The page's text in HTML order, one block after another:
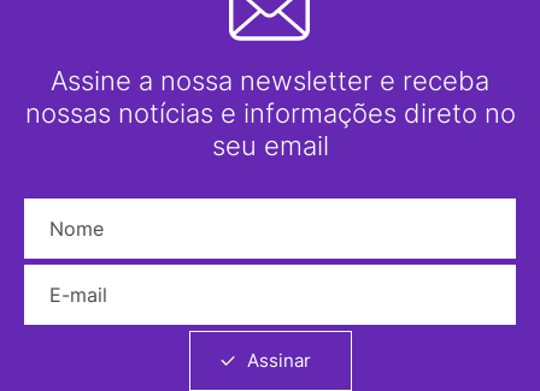
Assine a nossa newsletter e receba
nossas notícias e informações direto no
seu email
Assinar